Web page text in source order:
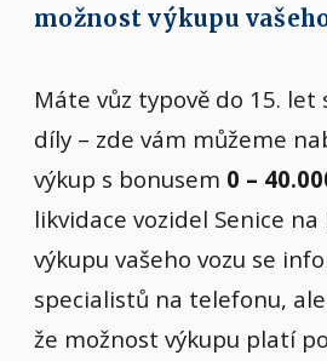
možnost výkupu
Máte vůz typově do 15. let
díly – zde vám můžeme
výkup s bonusem 0 –
likvidace vozidel Senice
výkupu vašeho vozu se
specialistů na telefonu,
že možnost výkupu platí